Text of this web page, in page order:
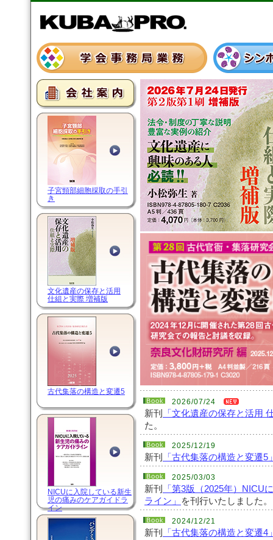
子宮頸部細胞採取の手引
き
文化遺産の保存と活用
仕組と実際 増補版
古代集落の構造と変遷5
NICUに入院している新生
児の痛みのケアガイドラ
イン
2026/07/24
新刊
「文化遺産の保存と活用
た。
2025/12/19
新刊 「古代集落の構造と変遷5
2025/03/03
新刊
「第3版（2025年）NICU
ライン」
を刊行いたしました。
2024/12/21
新刊 「古代集落の構造と変遷4